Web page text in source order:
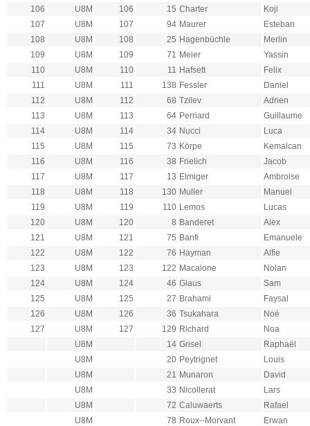
106
U8M 106 15 Charter
Koji
107
U8M 107 94 Maurer
Esteban
108
U8M 108 25 Hagenbüchle
Merlin
109
U8M 109 71 Meier
Yassin
110
U8M 110 11 Hafsett
Felix
111
U8M 111 138 Fessler
Daniel
112
U8M 112 68 Tzilev
Adrien
113
U8M 113 64 Perriard
Guillaume
114
U8M 114 34 Nucci
Luca
115
U8M 115 73 Körpe
Kemalcan
116
U8M 116 38 Frielich
Jacob
117
U8M 117 13 Elmiger
Ambroise
118
U8M 118 130 Muller
Manuel
119
U8M 119 110 Lemos
Lucas
120
U8M 120 8 Banderet
Alex
121
U8M 121 75 Banfi
Emanuele
122
U8M 122 76 Hayman
Alfie
123
U8M 123 122 Macaione
Nolan
124
U8M 124 46 Glaus
Sam
125
U8M 125 27 Brahami
Faysal
126
U8M 126 36 Tsukahara
Noé
127
U8M 127 129 Richard
Noa
U8M
14 Grisel
Raphaël
U8M
20 Peytrignet
Louis
U8M
21 Munaron
David
U8M
33 Nicollerat
Lars
U8M
72 Caluwaerts
Rafael
U8M
78 Roux--Morvant
Erwan